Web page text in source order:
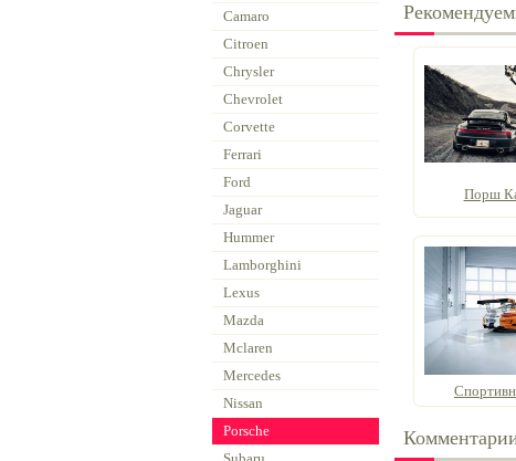
Camaro
Citroen
Chrysler
Chevrolet
Corvette
Ferrari
Ford
Jaguar
Hummer
Lamborghini
Lexus
Mazda
Mclaren
Mercedes
Nissan
Porsche
Порш